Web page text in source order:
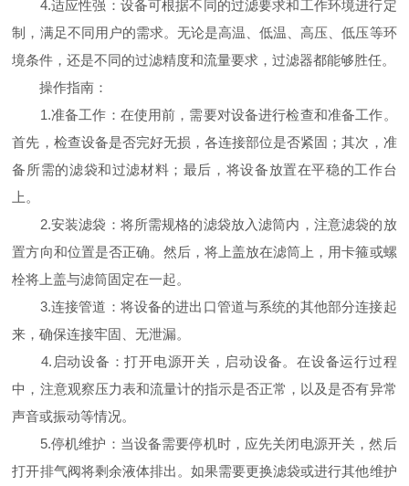
4.适应性强：设备可根据不同的过滤要求和工作环境进行定
制，满足不同用户的需求。无论是高温、低温、高压、低压等环
境条件，还是不同的过滤精度和流量要求，过滤器都能够胜任。
操作指南：
1.准备工作：在使用前，需要对设备进行检查和准备工作。
首先，检查设备是否完好无损，各连接部位是否紧固；其次，准
备所需的滤袋和过滤材料；最后，将设备放置在平稳的工作台
上。
2.安装滤袋：将所需规格的滤袋放入滤筒内，注意滤袋的放
置方向和位置是否正确。然后，将上盖放在滤筒上，用卡箍或螺
栓将上盖与滤筒固定在一起。
3.连接管道：将设备的进出口管道与系统的其他部分连接起
来，确保连接牢固、无泄漏。
4.启动设备：打开电源开关，启动设备。在设备运行过程
中，注意观察压力表和流量计的指示是否正常，以及是否有异常
声音或振动等情况。
5.停机维护：当设备需要停机时，应先关闭电源开关，然后
打开排气阀将剩余液体排出。如果需要更换滤袋或进行其他维护